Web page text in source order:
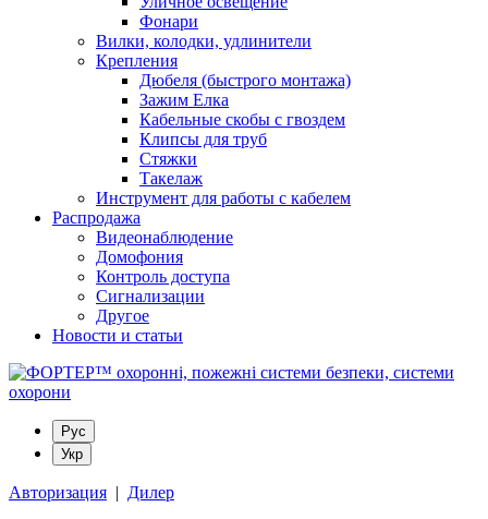
Фонари
Вилки, колодки, удлинители
Крепления
Дюбеля (быстрого монтажа)
Зажим Елка
Кабельные скобы с гвоздем
Клипсы для труб
Стяжки
Такелаж
Инструмент для работы с кабелем
Распродажа
Видеонаблюдение
Домофония
Контроль доступа
Сигнализации
Другое
Новости и статьи
Рус
Укр
Авторизация | Дилер